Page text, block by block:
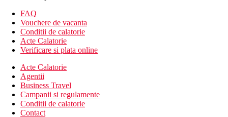
acces direct la piscina
suprafata aprox. 50 m2
Pat supraetajat de familie:
Dotari superioare ale camerei
1.1m x 2m)
suprafata aprox. 50 m2
Suita de familie:
Dotari superioare ale camerei
este format din doua dormitoare
suprafata aprox. 55 m2
FAQ
Vouchere de vacanta
Conditii de calatorie
Acte Calatorie
Verificare si plata online
Acte Calatorie
Agentii
Business Travel
Campanii si regulamente
Conditii de calatorie
Contact